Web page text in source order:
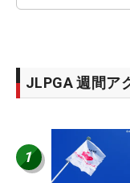
JLPGA 週間ア
1